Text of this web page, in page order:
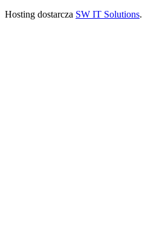
Hosting dostarcza SW IT Solutions.